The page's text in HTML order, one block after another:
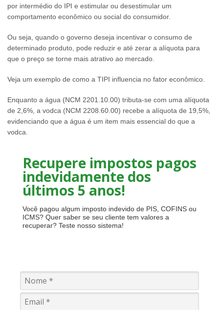
por intermédio do IPI e estimular ou desestimular um
comportamento econômico ou social do consumidor.
Ou seja, quando o governo deseja incentivar o consumo de
determinado produto, pode reduzir e até zerar a alíquota para
que o preço se torne mais atrativo ao mercado.
Veja um exemplo de como a TIPI influencia no fator econômico.
Enquanto a água (NCM 2201.10.00) tributa-se com uma alíquota
de 2,6%, a vodca (NCM 2208.60.00) recebe a alíquota de 19,5%,
evidenciando que a água é um item mais essencial do que a
vodca.
Recupere impostos pagos
indevidamente dos
últimos 5 anos!
Você pagou algum imposto indevido de PIS, COFINS ou
ICMS? Quer saber se seu cliente tem valores a
recuperar? Teste nosso sistema!